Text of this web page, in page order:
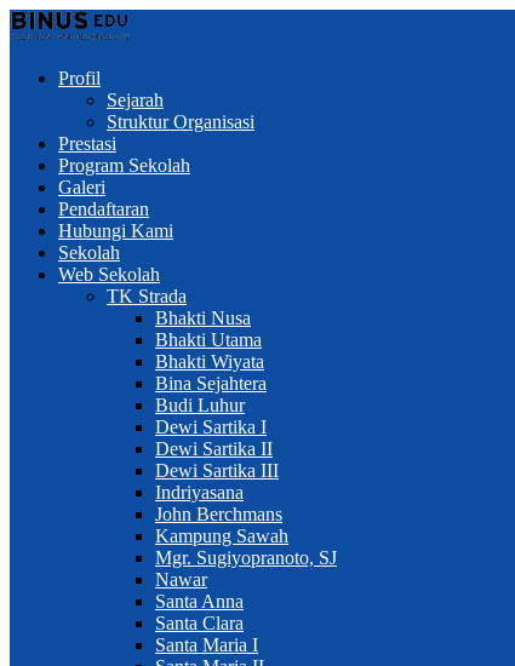
Profil
Sejarah
Struktur Organisasi
Prestasi
Program Sekolah
Galeri
Pendaftaran
Hubungi Kami
Sekolah
Web Sekolah
TK Strada
Bhakti Nusa
Bhakti Utama
Bhakti Wiyata
Bina Sejahtera
Budi Luhur
Dewi Sartika I
Dewi Sartika II
Dewi Sartika III
Indriyasana
John Berchmans
Kampung Sawah
Mgr. Sugiyopranoto, SJ
Nawar
Santa Anna
Santa Clara
Santa Maria I